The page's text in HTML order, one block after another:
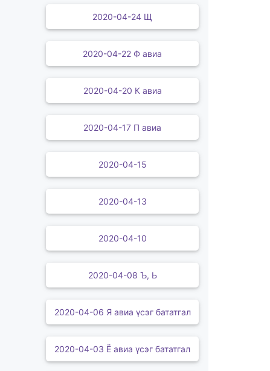
2020-04-24 Щ
2020-04-22 Ф авиа
2020-04-20 К авиа
2020-04-17 П авиа
2020-04-15
2020-04-13
2020-04-10
2020-04-08 Ъ, Ь
2020-04-06 Я авиа үсэг бататгал
2020-04-03 Ё авиа үсэг бататгал